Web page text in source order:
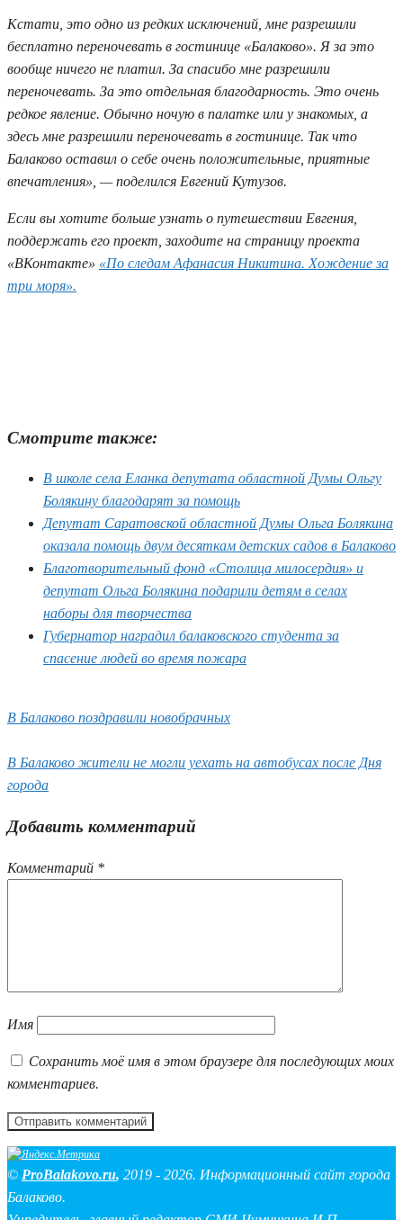
Кстати, это одно из редких исключений, мне разрешили
бесплатно переночевать в гостинице «Балаково». Я за это
вообще ничего не платил. За спасибо мне разрешили
переночевать. За это отдельная благодарность. Это очень
редкое явление. Обычно ночую в палатке или у знакомых, а
здесь мне разрешили переночевать в гостинице. Так что
Балаково оставил о себе очень положительные, приятные
впечатления», — поделился Евгений Кутузов.
Если вы хотите больше узнать о путешествии Евгения,
поддержать его проект, заходите на страницу проекта
«ВКонтакте» «По следам Афанасия Никитина. Хождение за
три моря».
Смотрите также:
В школе села Еланка депутата областной Думы Ольгу
Болякину благодарят за помощь
Депутат Саратовской областной Думы Ольга Болякина
оказала помощь двум десяткам детских садов в Балаково
Благотворительный фонд «Столица милосердия» и
депутат Ольга Болякина подарили детям в селах
наборы для творчества
Губернатор наградил балаковского студента за
спасение людей во время пожара
В Балаково поздравили новобрачных
В Балаково жители не могли уехать на автобусах после Дня
города
Добавить комментарий
Комментарий *
Имя
Сохранить моё имя в этом браузере для последующих моих
комментариев.
© ProBalakovo.ru, 2019 - 2026. Информационный сайт города
Балаково.